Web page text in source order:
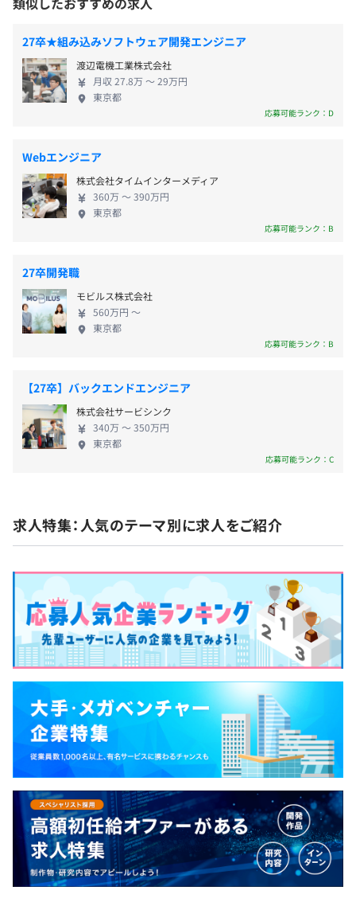
Streams
フロントエンド：JavaScript, TypeScript
クラウドサービス：AWS, GCP
AWS：ECS, SQS, SNS, Lambda, S3, Cloud Front, Batch,
ミドルウェア：Nginx, MySQL
プロビジョニング：Terraform, Packer
監視：Mackerel、Kibana、New Relic, Sentry, Datadog
分析基盤：fluentd, BigQuery, Google Data Studio
開発ツール：GitHub, JIRA, Confluence, Jenkins, Slack,
その他使用言語：Python, Bash, Go
雇用関係なし
12.2日
前事業年度の育児休業取得者数／出産者数
男性1人/2人
女性3人/3人
役員及び管理的地位にある者に占める女性の割合
27卒★組み込みソフトウェア開発エンジニア
渡辺電機工業株式会社
月収 27.8万 〜 29万円
東京都
応募可能ランク：D
Webエンジニア
株式会社タイムインターメディア
360万 〜 390万円
東京都
応募可能ランク：B
27卒開発職
モビルス株式会社
560万円 〜
東京都
応募可能ランク：B
【27卒】バックエンドエンジニア
株式会社サービシンク
340万 〜 350万円
東京都
応募可能ランク：C
求人特集：人気のテーマ別に求人をご紹介